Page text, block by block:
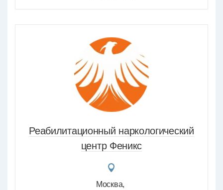
Реабилитационный наркологический
центр Феникс
Москва